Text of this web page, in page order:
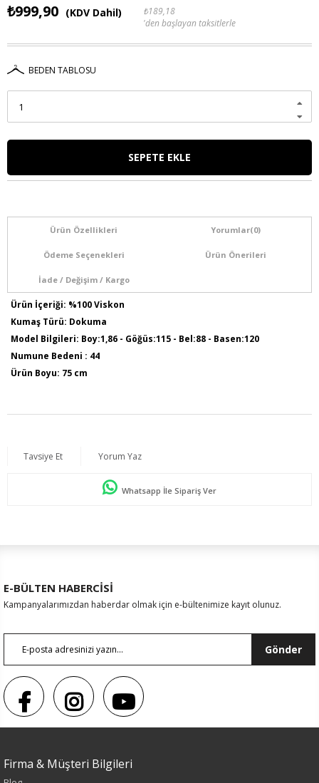
₺999,90 (KDV Dahil)
₺189,18
'den başlayan taksitlerle
BEDEN TABLOSU
Ürün Özellikleri Yorumlar(0)
Ödeme Seçenekleri Ürün Önerileri
İade / Değişim / Kargo
Ürün İçeriği: %100 Viskon
Kumaş Türü: Dokuma
Model Bilgileri: Boy:1,86 - Göğüs:115 - Bel:88 - Basen:120
Numune Bedeni : 44
Ürün Boyu: 75 cm
Tavsiye Et Yorum Yaz
Whatsapp İle Sipariş Ver
E-BÜLTEN HABERCİSİ
Kampanyalarımızdan haberdar olmak için e-bültenimize kayıt olunuz.
Gönder
Firma & Müşteri Bilgileri